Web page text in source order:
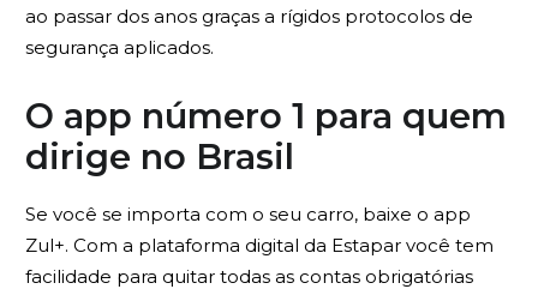
ao passar dos anos graças a rígidos protocolos de
segurança aplicados.
O app número 1 para quem
dirige no Brasil
Se você se importa com o seu carro, baixe o app
Zul+. Com a plataforma digital da Estapar você tem
facilidade para quitar todas as contas obrigatórias